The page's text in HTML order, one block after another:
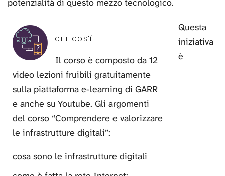
potenzialità di questo mezzo tecnologico.
CHE COS'É
Il corso è composto da 12
video lezioni fruibili gratuitamente
sulla piattaforma e-learning di GARR
e anche su Youtube. Gli argomenti
del corso “Comprendere e valorizzare
le infrastrutture digitali”:
cosa sono le infrastrutture digitali
Questa
iniziativa
è